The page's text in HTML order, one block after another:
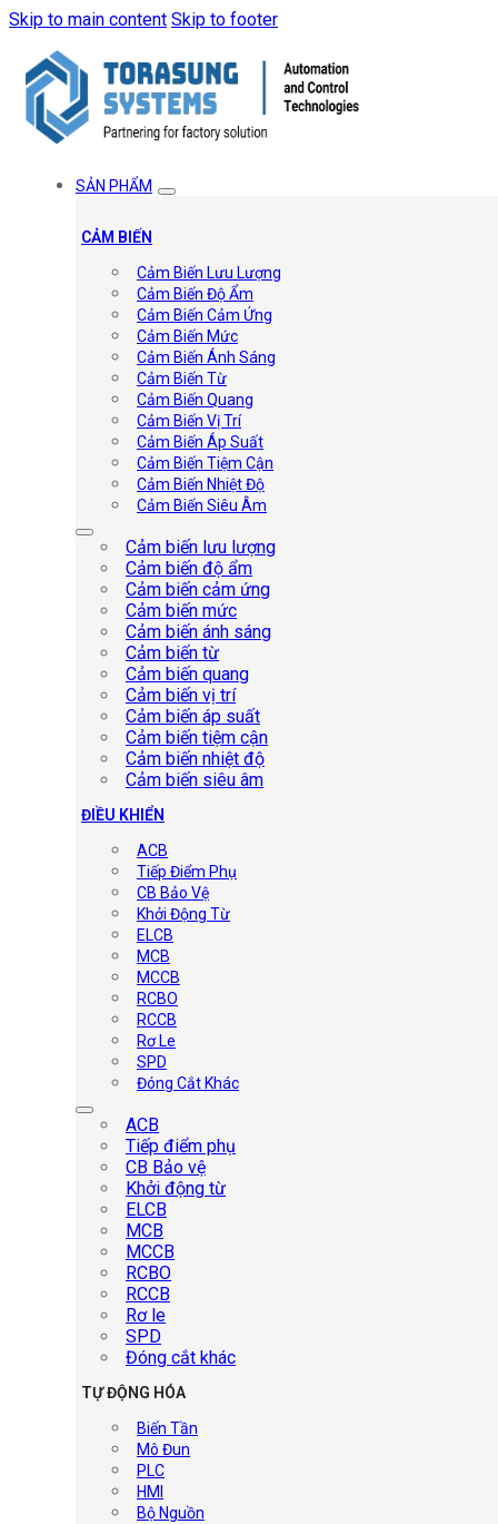
Skip to main content Skip to footer
SẢN PHẨM
CẢM BIẾN
Cảm Biến Lưu Lượng
Cảm Biến Độ Ẩm
Cảm Biến Cảm Ứng
Cảm Biến Mức
Cảm Biến Ánh Sáng
Cảm Biến Từ
Cảm Biến Quang
Cảm Biến Vị Trí
Cảm Biến Áp Suất
Cảm Biến Tiệm Cận
Cảm Biến Nhiệt Độ
Cảm Biến Siêu Âm
Cảm biến lưu lượng
Cảm biến độ ẩm
Cảm biến cảm ứng
Cảm biến mức
Cảm biến ánh sáng
Cảm biến từ
Cảm biến quang
Cảm biến vị trí
Cảm biến áp suất
Cảm biến tiệm cận
Cảm biến nhiệt độ
Cảm biến siêu âm
ĐIỀU KHIỂN
ACB
Tiếp Điểm Phụ
CB Bảo Vệ
Khởi Động Từ
ELCB
MCB
MCCB
RCBO
RCCB
Rơ Le
SPD
Đóng Cắt Khác
ACB
Tiếp điểm phụ
CB Bảo vệ
Khởi động từ
ELCB
MCB
MCCB
RCBO
RCCB
Rơ le
SPD
Đóng cắt khác
TỰ ĐỘNG HÓA
Biến Tần
Mô Đun
PLC
HMI
Bộ Nguồn